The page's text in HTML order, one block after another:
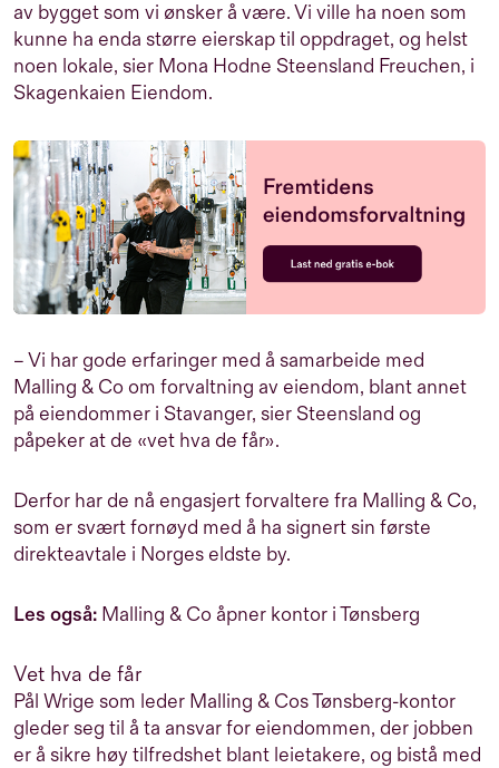
av bygget som vi ønsker å være. Vi ville ha noen som
kunne ha enda større eierskap til oppdraget, og helst
noen lokale, sier Mona Hodne Steensland Freuchen, i
Skagenkaien Eiendom.
– Vi har gode erfaringer med å samarbeide med
Malling & Co om forvaltning av eiendom, blant annet
på eiendommer i Stavanger, sier Steensland og
påpeker at de «vet hva de får».
Derfor har de nå engasjert forvaltere fra Malling & Co,
som er svært fornøyd med å ha signert sin første
direkteavtale i Norges eldste by.
Les også: Malling & Co åpner kontor i Tønsberg
Vet hva de får
Pål Wrige som leder Malling & Cos Tønsberg-kontor
gleder seg til å ta ansvar for eiendommen, der jobben
er å sikre høy tilfredshet blant leietakere, og bistå med